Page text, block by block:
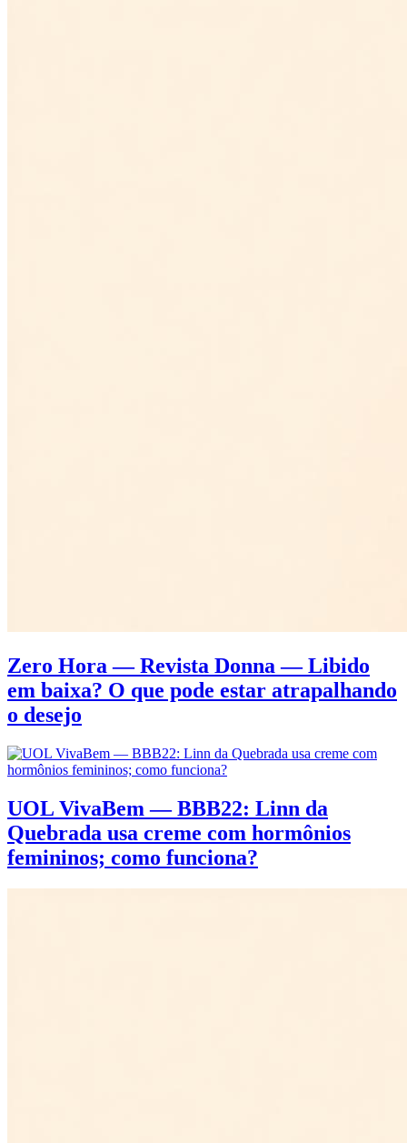
Zero Hora — Revista Donna — Libido
em baixa? O que pode estar atrapalhando
o desejo
UOL VivaBem — BBB22: Linn da
Quebrada usa creme com hormônios
femininos; como funciona?